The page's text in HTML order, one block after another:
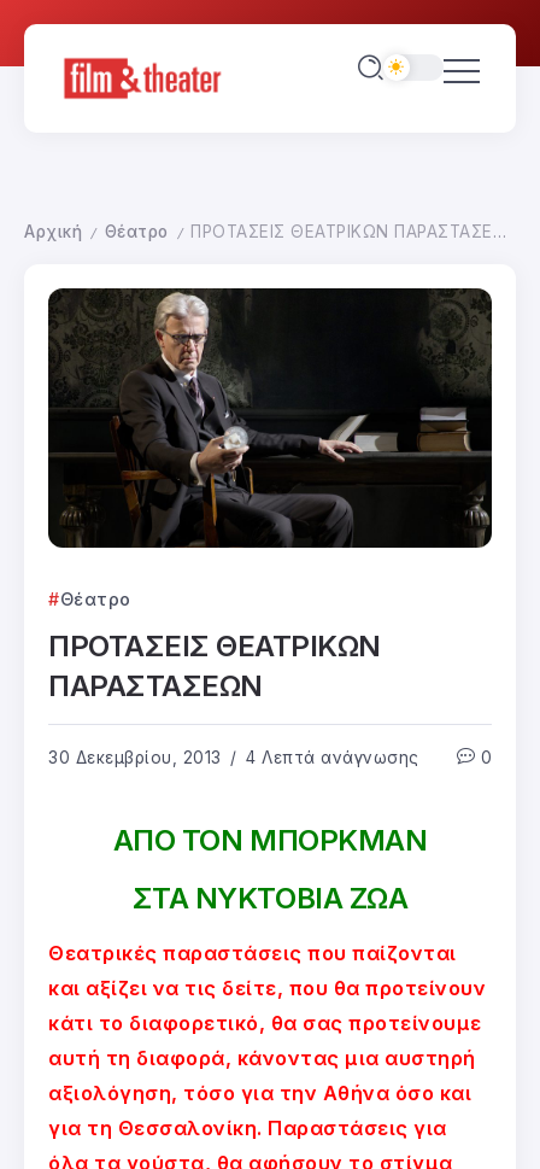
Αρχική / Θέατρο / ΠΡΟΤΑΣΕΙΣ ΘΕΑΤΡΙΚΩΝ ΠΑΡΑΣΤΑΣΕΩΝ
Θέατρο
ΠΡΟΤΑΣΕΙΣ ΘΕΑΤΡΙΚΩΝ
ΠΑΡΑΣΤΑΣΕΩΝ
30 Δεκεμβρίου, 2013 4 Λεπτά ανάγνωσης 0
ΑΠΟ ΤΟΝ ΜΠΟΡΚΜΑΝ
ΣΤΑ ΝΥΚΤΟΒΙΑ ΖΩΑ
Θεατρικές παραστάσεις που παίζονται
και αξίζει να τις δείτε, που θα προτείνουν
κάτι το διαφορετικό, θα σας προτείνουμε
αυτή τη διαφορά, κάνοντας μια αυστηρή
αξιολόγηση, τόσο για την Αθήνα όσο και
για τη Θεσσαλονίκη. Παραστάσεις για
όλα τα γούστα, θα αφήσουν το στίγμα